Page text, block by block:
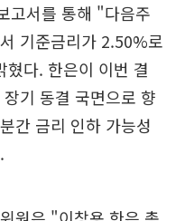
고서를 통해 "다음주
기준금리가 2.50%로
다. 한은이 이번 결
기 동결 국면으로 향
간 금리 인하 가능성